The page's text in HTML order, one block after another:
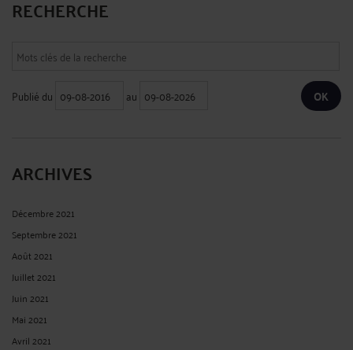
RECHERCHE
Publié du au
ARCHIVES
Décembre 2021
Septembre 2021
Août 2021
Juillet 2021
Juin 2021
Mai 2021
Avril 2021